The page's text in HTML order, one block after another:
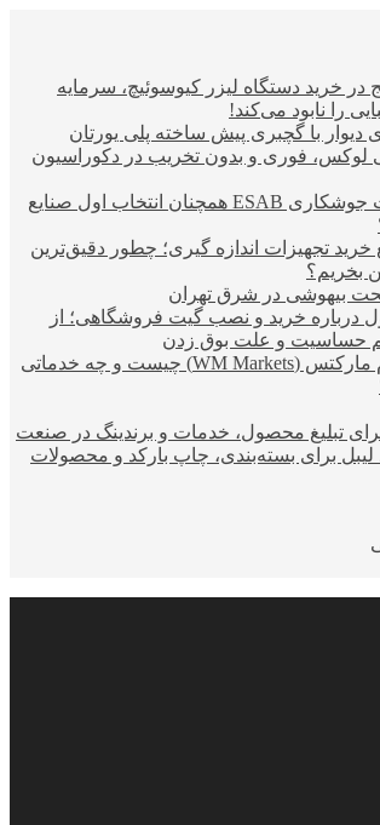
در خرید دستگاه لیزر کیوسوئیچ، سرمایه
را نابود می‌کند!
دیوار با گچبری پیش ساخته پلی یورتان
لوکس، فوری و بدون تخریب در دکوراسیون
چرا محصولات جوشکاری ESAB همچنان انتخاب اول صنایع
خرید تجهیزات اندازه گیری؛ چطور دقیق‌ترین
بخریم؟
بیهوشی در شرق تهران
درباره خرید و نصب گیت فروشگاهی؛ از
حساسیت و علت بوق زدن
بروکر دبلیو ام مارکتس (WM Markets) چیست و چه خدماتی
تبلیغ محصول، خدمات و برندینگ در صنعت
لیبل برای بسته‌بندی، چاپ بارکد و محصولات